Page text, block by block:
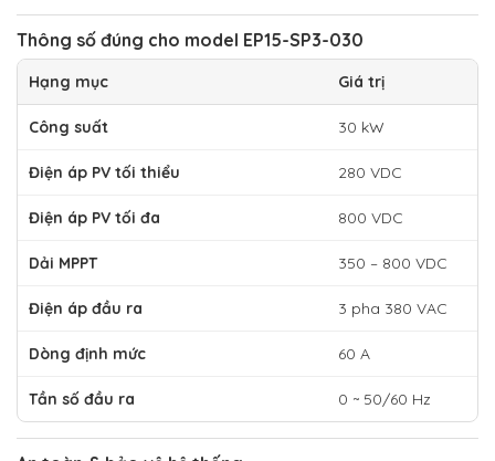
Thông số đúng cho model EP15-SP3-030
Hạng mục Giá trị
Công suất 30 kW
Điện áp PV tối thiểu 280 VDC
Điện áp PV tối đa 800 VDC
Dải MPPT 350 – 800 VDC
Điện áp đầu ra 3 pha 380 VAC
Dòng định mức 60 A
Tần số đầu ra 0 ~ 50/60 Hz